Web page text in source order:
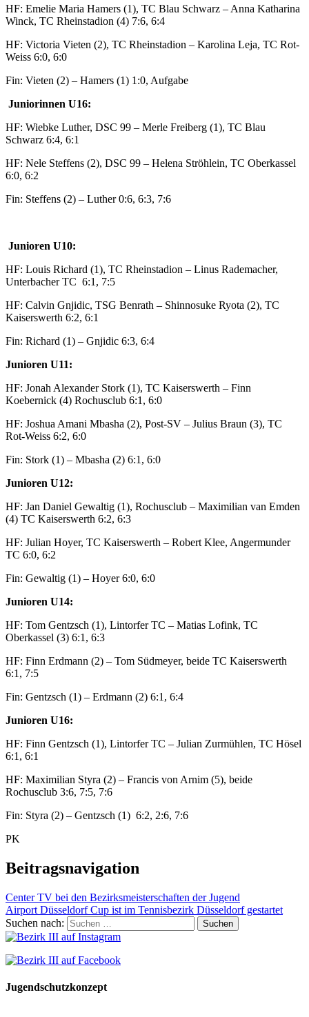
HF: Emelie Maria Hamers (1), TC Blau Schwarz – Anna Katharina
Winck, TC Rheinstadion (4) 7:6, 6:4
HF: Victoria Vieten (2), TC Rheinstadion – Karolina Leja, TC Rot-
Weiss 6:0, 6:0
Fin: Vieten (2) – Hamers (1) 1:0, Aufgabe
Juniorinnen U16:
HF: Wiebke Luther, DSC 99 – Merle Freiberg (1), TC Blau
Schwarz 6:4, 6:1
HF: Nele Steffens (2), DSC 99 – Helena Ströhlein, TC Oberkassel
6:0, 6:2
Fin: Steffens (2) – Luther 0:6, 6:3, 7:6
Junioren U10:
HF: Louis Richard (1), TC Rheinstadion – Linus Rademacher,
Unterbacher TC 6:1, 7:5
HF: Calvin Gnjidic, TSG Benrath – Shinnosuke Ryota (2), TC
Kaiserswerth 6:2, 6:1
Fin: Richard (1) – Gnjidic 6:3, 6:4
Junioren U11:
HF: Jonah Alexander Stork (1), TC Kaiserswerth – Finn
Koebernick (4) Rochusclub 6:1, 6:0
HF: Joshua Amani Mbasha (2), Post-SV – Julius Braun (3), TC
Rot-Weiss 6:2, 6:0
Fin: Stork (1) – Mbasha (2) 6:1, 6:0
Junioren U12:
HF: Jan Daniel Gewaltig (1), Rochusclub – Maximilian van Emden
(4) TC Kaiserswerth 6:2, 6:3
HF: Julian Hoyer, TC Kaiserswerth – Robert Klee, Angermunder
TC 6:0, 6:2
Fin: Gewaltig (1) – Hoyer 6:0, 6:0
Junioren U14:
HF: Tom Gentzsch (1), Lintorfer TC – Matias Lofink, TC
Oberkassel (3) 6:1, 6:3
HF: Finn Erdmann (2) – Tom Südmeyer, beide TC Kaiserswerth
6:1, 7:5
Fin: Gentzsch (1) – Erdmann (2) 6:1, 6:4
Junioren U16:
HF: Finn Gentzsch (1), Lintorfer TC – Julian Zurmühlen, TC Hösel
6:1, 6:1
HF: Maximilian Styra (2) – Francis von Arnim (5), beide
Rochusclub 3:6, 7:5, 7:6
Fin: Styra (2) – Gentzsch (1) 6:2, 2:6, 7:6
PK
Beitragsnavigation
Center TV bei den Bezirksmeisterschaften der Jugend
Airport Düsseldorf Cup ist im Tennisbezirk Düsseldorf gestartet
Suchen nach:
Jugendschutzkonzept